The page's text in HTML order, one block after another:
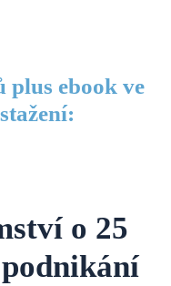
plus ebook ve
o 25